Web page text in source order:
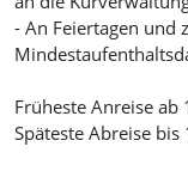
- An Feiertagen und
Früheste Anreise ab
Späteste Abreise